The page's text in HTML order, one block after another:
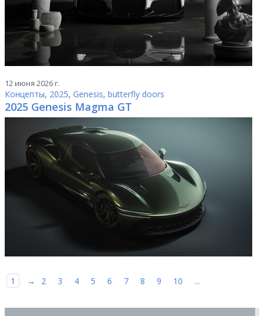
12 июня 2026 г.
Концепты, 2025, Genesis, butterfly doors
2025 Genesis Magma GT
1 → 2 3 4 5 6 7 8 9 10 ...